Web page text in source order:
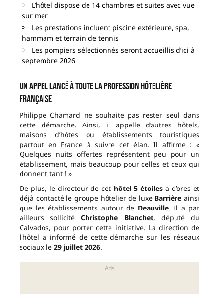
L’hôtel dispose de 14 chambres et suites avec vue
sur mer
Les prestations incluent piscine extérieure, spa,
hammam et terrain de tennis
Les pompiers sélectionnés seront accueillis d’ici à
septembre 2026
Un appel lancé à toute la profession hôtelière
française
Philippe Chamard ne souhaite pas rester seul dans
cette démarche. Ainsi, il appelle d’autres hôtels,
maisons d’hôtes ou établissements touristiques
partout en France à suivre cet élan. Il affirme : «
Quelques nuits offertes représentent peu pour un
établissement, mais beaucoup pour celles et ceux qui
donnent tant ! »
De plus, le directeur de cet hôtel 5 étoilesa d’ores et
déjà contacté le groupe hôtelier de luxe Barrière ainsi
que les établissements autour de Deauville. Il a par
ailleurs sollicitéChristophe Blanchet, député du
Calvados, pour porter cette initiative. La direction de
l’hôtel a informé de cette démarche sur les réseaux
sociaux le 29 juillet 2026.